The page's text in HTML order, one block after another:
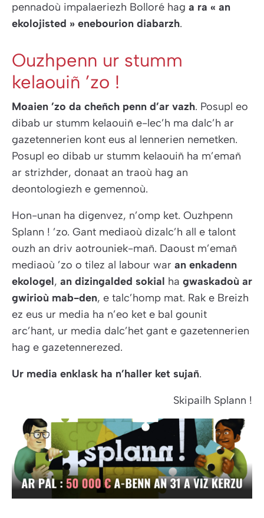
pennadoù impalaeriezh Bolloré hag a ra « an
ekolojisted » enebourion diabarzh.
Ouzhpenn ur stumm
kelaouiñ ’zo !
Moaien ’zo da cheñch penn d’ar vazh. Posupl eo
dibab ur stumm kelaouiñ e-lec’h ma dalc’h ar
gazetennerien kont eus al lennerien nemetken.
Posupl eo dibab ur stumm kelaouiñ ha m’emañ
ar strizhder, donaat an traoù hag an
deontologiezh e gemennoù.
Hon-unan ha digenvez, n’omp ket. Ouzhpenn
Splann ! ’zo. Gant mediaoù dizalc’h all e talont
ouzh an driv aotrouniek-mañ. Daoust m’emañ
mediaoù ’zo o tilez al labour war an enkadenn
ekologel, an dizingalded sokial ha gwaskadoù ar
gwirioù mab-den, e talc’homp mat. Rak e Breizh
ez eus ur media ha n’eo ket e bal gounit
arc’hant, ur media dalc’het gant e gazetennerien
hag e gazetennerezed.
Ur media enklask ha n’haller ket sujañ.
Skipailh Splann !